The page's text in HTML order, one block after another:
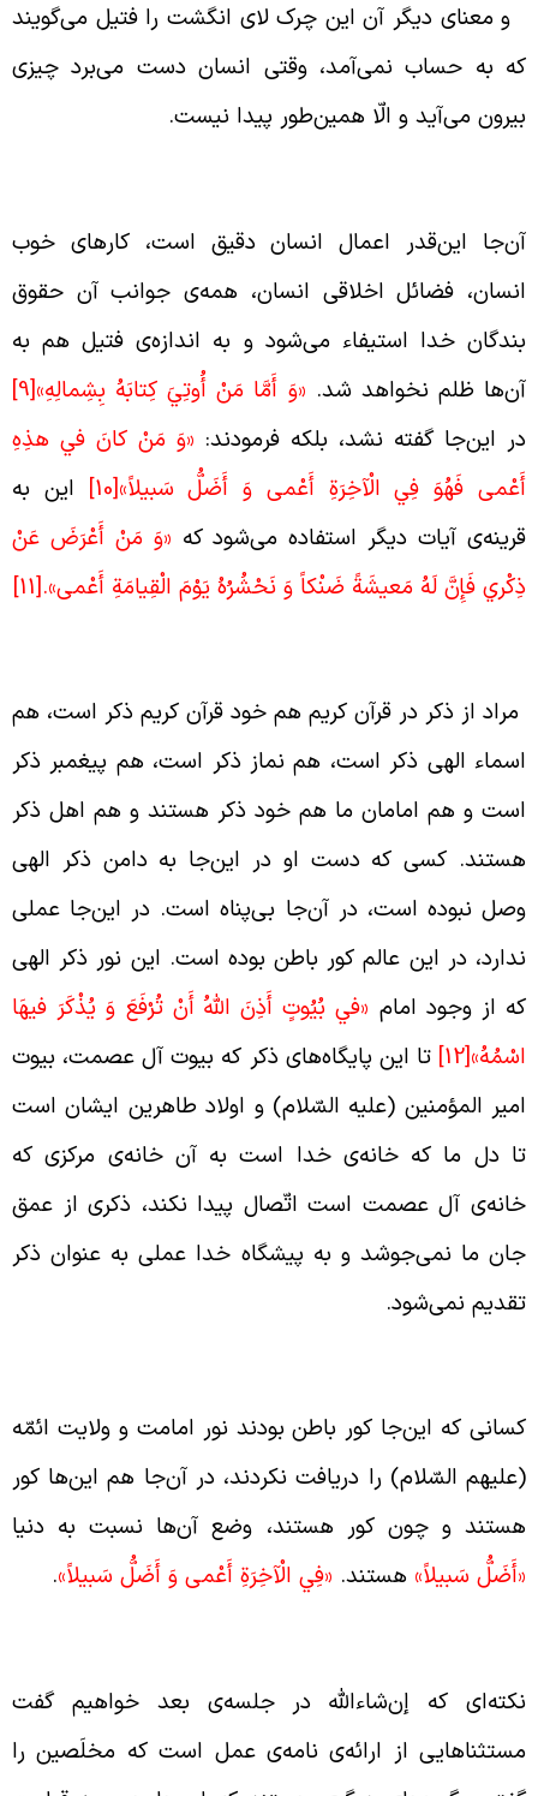
معنای دیگر آن این چرک لای انگشت را فتیل می‌گویند
به حساب نمی‌آمد، وقتی انسان دست می‌برد چیزی
می‌آید و الّا همین‌طور پیدا نیست.
این‌قدر اعمال انسان دقیق است، کارهای خوب
فضائل اخلاقی انسان، همه‌ی جوانب آن حقوق
خدا استیفاء می‌شود و به اندازه‌ی فتیل هم به
ظلم نخواهد شد.«وَ أَمَّا مَنْ أُوتِيَ كِتابَهُ بِشِمالِهِ»[9]
این‌جا گفته نشد، بلکه فرمودند:«وَ مَنْ كانَ في‏ هذِهِ
فَهُوَ فِي الْآخِرَةِ أَعْمى‏ وَ أَضَلُّ سَبيلاً»[10]
این به
آیات دیگر استفاده می‌شود که«وَ مَنْ أَعْرَضَ عَنْ
فَإِنَّ لَهُ مَعيشَةً ضَنْكاً وَ نَحْشُرُهُ يَوْمَ الْقِيامَةِ أَعْمى‏».[11]
از ذکر در قرآن کریم هم خود قرآن کریم ذکر است، هم
الهی ذکر است، هم نماز ذکر است، هم پیغمبر ذکر
و هم امامان ما هم خود ذکر هستند و هم اهل ذکر
کسی که دست او در این‌جا به دامن ذکر الهی
نبوده است، در آن‌جا بی‌پناه است. در این‌جا عملی
در این عالم کور باطن بوده است. این نور ذکر الهی
از وجود امام«في‏ بُيُوتٍ أَذِنَ اللَّهُ أَنْ تُرْفَعَ وَ يُذْكَرَ فيهَا
[12]
تا این پایگاه‌های ذکر که بیوت آل عصمت، بیوت
المؤمنین (علیه السّلام) و اولاد طاهرین ایشان است
دل ما که خانه‌ی خدا است به آن خانه‌ی مرکزی که
آل عصمت است اتّصال پیدا نکند، ذکری از عمق
ما نمی‌جوشد و به پیشگاه خدا عملی به عنوان ذکر
نمی‌شود.
که این‌جا کور باطن بودند نور امامت و ولایت ائمّه
السّلام) را دریافت نکردند، در آن‌جا هم این‌ها کور
و چون کور هستند، وضع آن‌ها نسبت به دنیا
سَبيلاً»هستند.«فِي الْآخِرَةِ أَعْمى‏ وَ أَضَلُّ سَبيلاً».
که إن‌شاءالله در جلسه‌ی بعد خواهیم گفت
از ارائه‌ی نامه‌ی عمل است که مخلَصین را